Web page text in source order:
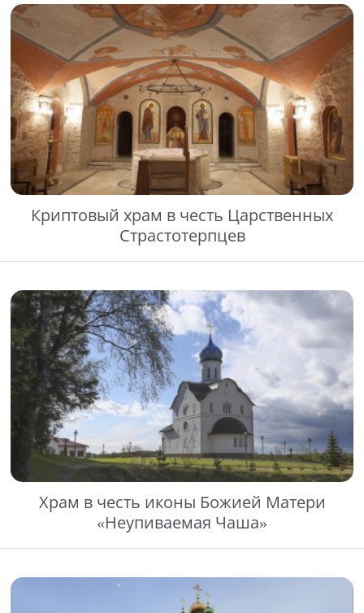
Криптовый храм в честь Царственных
Страстотерпцев
Храм в честь иконы Божией Матери
«Неупиваемая Чаша»